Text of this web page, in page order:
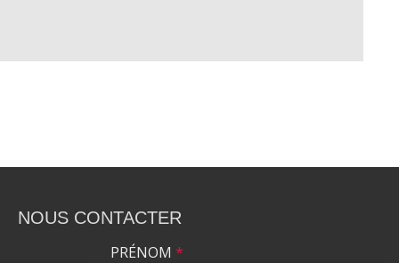
NOUS CONTACTER
PRÉNOM *